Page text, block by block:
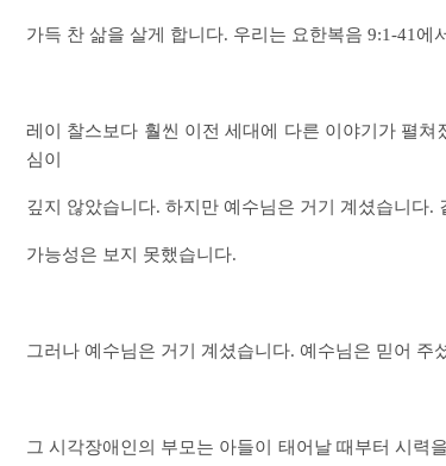
가득 찬 삶을 살게 합니다. 우리는 요한복음 9:1-41에
레이 찰스보다 훨씬 이전 세대에 다른 이야기가 펼
심이
깊지 않았습니다. 하지만 예수님은 거기 계셨습니다
가능성은 보지 못했습니다.
그러나 예수님은 거기 계셨습니다. 예수님은 믿어 주
그 시각장애인의 부모는 아들이 태어날 때부터 시력